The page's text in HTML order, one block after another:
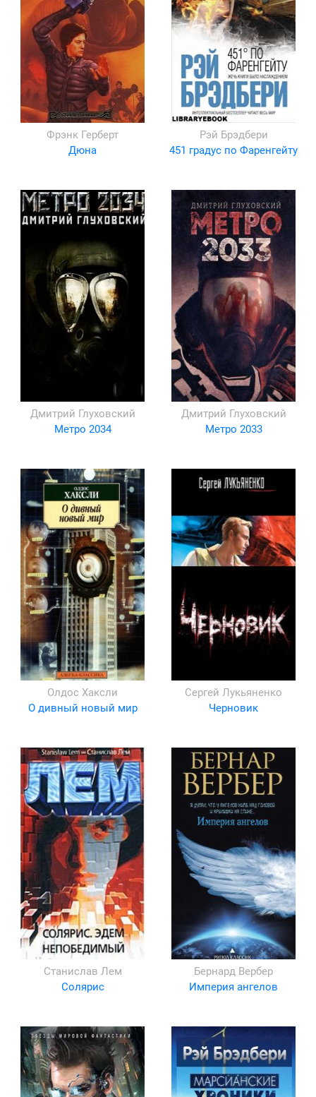
Фрэнк Герберт
Дюна
Рэй Брэдбери
451 градус по Фаренгейту
Дмитрий Глуховский
Метро 2034
Дмитрий Глуховский
Метро 2033
Олдос Хаксли
О дивный новый мир
Сергей Лукьяненко
Черновик
Станислав Лем
Солярис
Бернард Вербер
Империя ангелов